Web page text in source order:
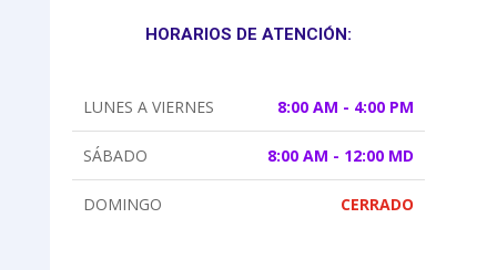
HORARIOS DE ATENCIÓN:
LUNES A VIERNES 8:00 AM - 4:00 PM
SÁBADO 8:00 AM - 12:00 MD
DOMINGO CERRADO